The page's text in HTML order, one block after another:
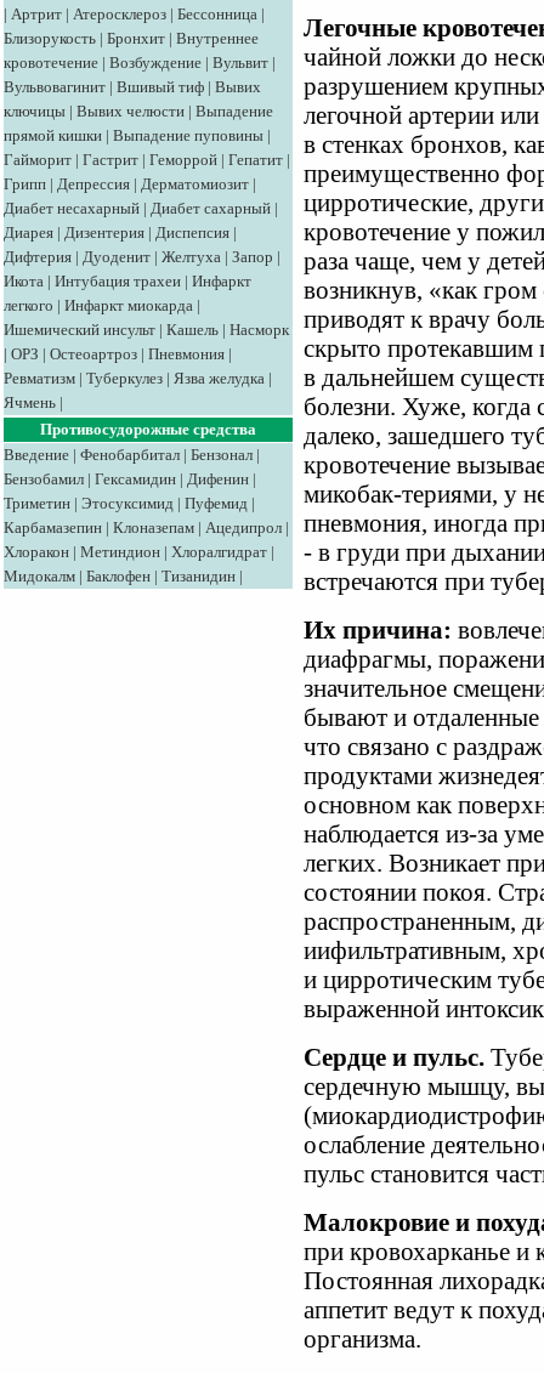
| Артрит | Атеросклероз | Бессонница |
Близорукость | Бронхит | Внутреннее
кровотечение | Возбуждение | Вульвит |
Вульвовагинит | Вшивый тиф | Вывих
ключицы | Вывих челюсти | Выпадение
прямой кишки | Выпадение пуповины |
Гайморит | Гастрит | Геморрой | Гепатит |
Грипп | Депрессия | Дерматомиозит |
Диабет несахарный | Диабет сахарный |
Диарея | Дизентерия | Диспепсия |
Дифтерия | Дуоденит | Желтуха | Запор |
Икота | Интубация трахеи | Инфаркт
легкого | Инфаркт миокарда |
Ишемический инсульт | Кашель | Насморк
| ОРЗ | Остеоартроз | Пневмония |
Ревматизм | Туберкулез | Язва желудка |
Ячмень |
Противосудорожные средства
Введение | Фенобарбитал | Бензонал |
Бензобамил | Гексамидин | Дифенин |
Триметин | Этосуксимид | Пуфемид |
Карбамазепин | Клоназепам | Ацедипрол |
Хлоракон | Метиндион | Хлоралгидрат |
Мидокалм | Баклофен | Тизанидин |
Легочные
чайной ложки до
разрушением
легочной артерии
в стенках бронхов,
преимущественно
цирротические,
кровотечение у
раза чаще, чем у
возникнув, «как
приводят к врачу
скрыто протекавшим
в дальнейшем
болезни. Хуже,
далеко, зашедшего
кровотечение
микобак-териями, у
пневмония, иногда
- в груди при
встречаются при
Их причина:
диафрагмы,
значительное
бывают и
что связано с
продуктами
основном как
наблюдается из-за
легких. Возникает
состоянии покоя.
распространенным,
иифильтративным,
и цирротическим
выраженной
Сердце и пульс.
сердечную мышцу,
ослабление
пульс становится
Малокровие и
при кровохарканье и
Постоянная
аппетит ведут к
организма.